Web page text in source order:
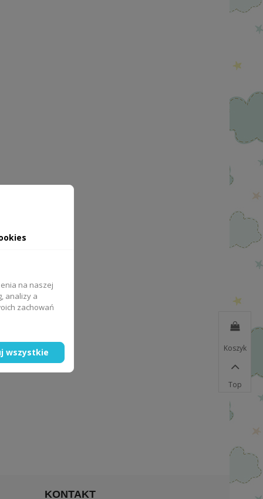
Koszyk
Top
KONTAKT
na naszej
analizy a
zachowań
wszystkie